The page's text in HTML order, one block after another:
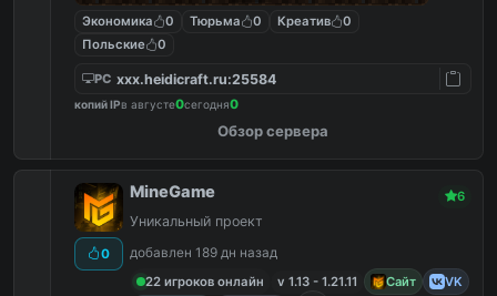
Экономика 0 Тюрьма 0 Креатив
0
Польские
0
PC xxx.heidicraft.ru:25584
копий IPв августе0сегодня0
Обзор сервера
0
MineGame 6
Уникальный проект
добавлен 189 дн назад
22 игроков онлайн
v 1.13 - 1.21.11 Сайт
VK